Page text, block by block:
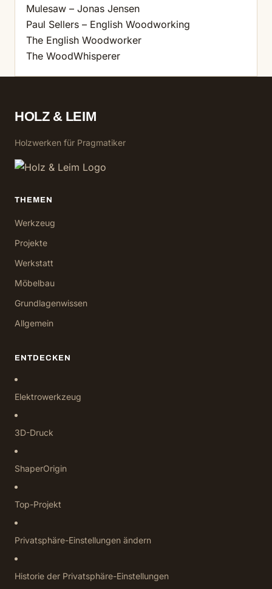
Mulesaw – Jonas Jensen
Paul Sellers – English Woodworking
The English Woodworker
The WoodWhisperer
HOLZ & LEIM
Holzwerken für Pragmatiker
THEMEN
Werkzeug
Projekte
Werkstatt
Möbelbau
Grundlagenwissen
Allgemein
ENTDECKEN
Elektrowerkzeug
3D-Druck
ShaperOrigin
Top-Projekt
Privatsphäre-Einstellungen ändern
Historie der Privatsphäre-Einstellungen